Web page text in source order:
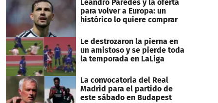
Leandro Paredes y la oferta
para volver a Europa: un
histórico lo quiere comprar
Le destrozaron la pierna en
un amistoso y se pierde toda
la temporada en LaLiga
La convocatoria del Real
Madrid para el partido de
este sábado en Budapest